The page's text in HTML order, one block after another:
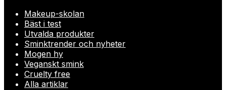
Makeup-skolan
Bäst i test
Utvalda produkter
Sminktrender och nyheter
Mogen hy
Veganskt smink
Cruelty free
Alla artiklar